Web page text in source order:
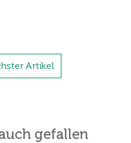
Artikel
gefallen